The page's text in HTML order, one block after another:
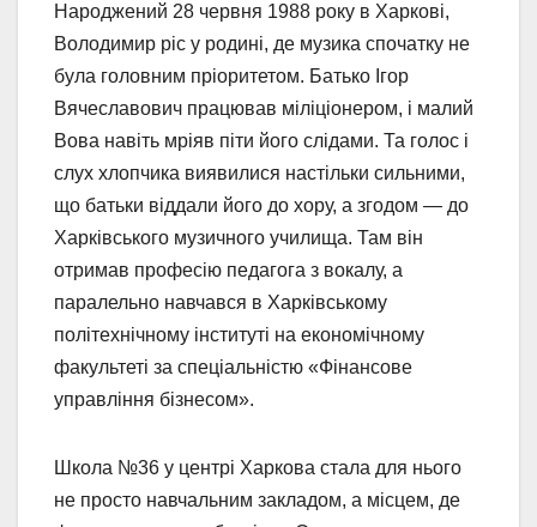
Народжений 28 червня 1988 року в Харкові,
Володимир ріс у родині, де музика спочатку не
була головним пріоритетом. Батько Ігор
Вячеславович працював міліціонером, і малий
Вова навіть мріяв піти його слідами. Та голос і
слух хлопчика виявилися настільки сильними,
що батьки віддали його до хору, а згодом — до
Харківського музичного училища. Там він
отримав професію педагога з вокалу, а
паралельно навчався в Харківському
політехнічному інституті на економічному
факультеті за спеціальністю «Фінансове
управління бізнесом».
Школа №36 у центрі Харкова стала для нього
не просто навчальним закладом, а місцем, де